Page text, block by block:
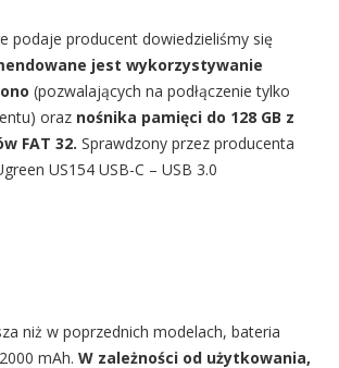
podaje producent dowiedzieliśmy się
jest wykorzystywanie
(pozwalających na podłączenie tylko
oraz nośnika pamięci do 128 GB z
FAT 32. Sprawdzony przez producenta
US154 USB-C – USB 3.0
niż w poprzednich modelach, bateria
mAh. W zależności od użytkowania,